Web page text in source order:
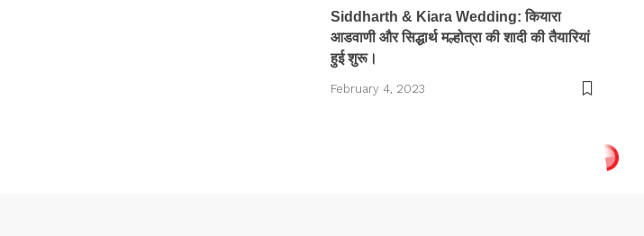
Siddharth & Kiara Wedding: कियारा
आडवाणी और सिद्धार्थ मल्होत्रा ​​​​की शादी की तैयारियां
हुई शुरू।
February 4, 2023